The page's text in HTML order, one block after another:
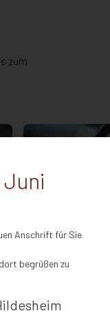
zum
EuGH:
Juli 15, 2026
Das Urteil des
Juni
Anschrift für Sie
begrüßen zu